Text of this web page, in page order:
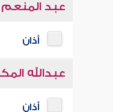
عبد
أذان
عبدالله
أذان